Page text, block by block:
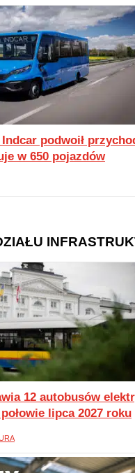
podwoił
w 650 pojazdów
12 autobusów
lipca 2027 roku